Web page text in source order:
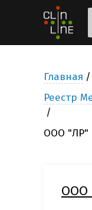
Главная
Реестр
ООО "ЛР"
ООО